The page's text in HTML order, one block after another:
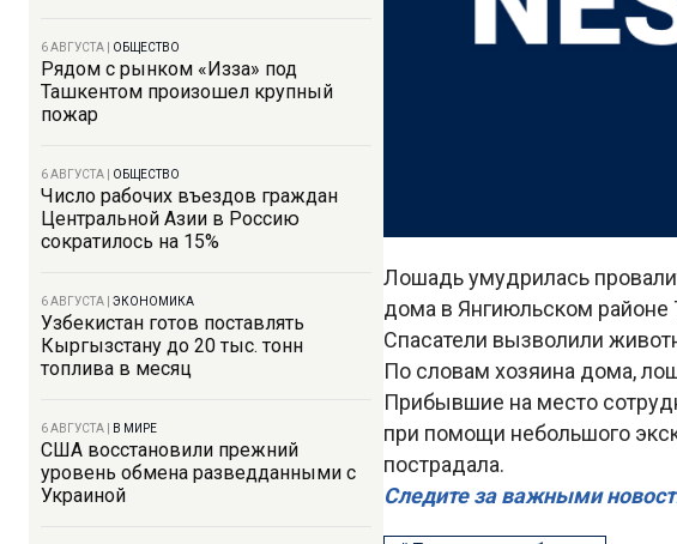
6 АВГУСТА ОБЩЕСТВО
Рядом с рынком «Изза» под
Ташкентом произошел крупный
пожар
6 АВГУСТА ОБЩЕСТВО
Число рабочих въездов граждан
Центральной Азии в Россию
сократилось на 15%
6 АВГУСТА ЭКОНОМИКА
Узбекистан готов поставлять
Кыргызстану до 20 тыс. тонн
топлива в месяц
6 АВГУСТА В МИРЕ
США восстановили прежний
уровень обмена разведданными с
Украиной
Лошадь умудрилась
дома в Янгиюльском
Спасатели вызволили
По словам хозяина дома,
Прибывшие на место
при помощи небольшого
пострадала.
Следите за важными